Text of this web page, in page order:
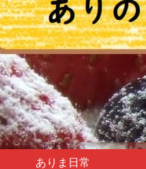
ありま日常